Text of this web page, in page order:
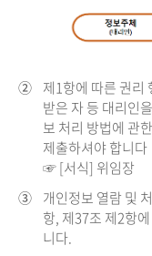
② 제1항에 따른 권리
받은 자 등 대리인
보 처리 방법에 관
제출하셔야 합니다
☞ [서식] 위임장
③ 개인정보 열람 및
항, 제37조 제2항
니다.